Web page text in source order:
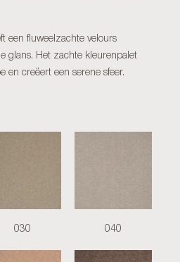
een fluweelzachte velours
glans. Het zachte kleurenpalet
en creëert een serene sfeer.
030 040